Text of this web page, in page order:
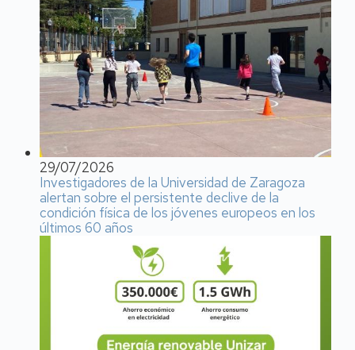
29/07/2026
Investigadores de la Universidad de Zaragoza
alertan sobre el persistente declive de la
condición física de los jóvenes europeos en los
últimos 60 años